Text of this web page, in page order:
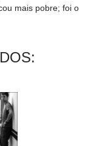
mais pobre; foi o